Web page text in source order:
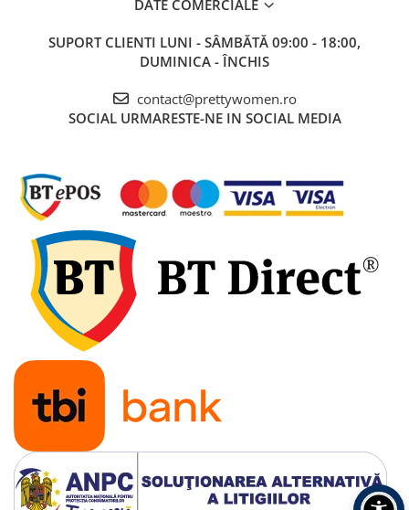
DATE COMERCIALE
SUPORT CLIENTI LUNI - SÂMBĂTĂ 09:00 - 18:00,
DUMINICA - ÎNCHIS
contact@prettywomen.ro
SOCIAL URMARESTE-NE IN SOCIAL MEDIA